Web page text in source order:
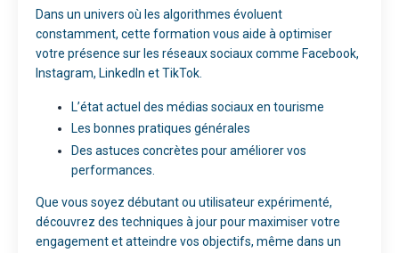
Dans un univers où les algorithmes évoluent
constamment, cette formation vous aide à optimiser
votre présence sur les réseaux sociaux comme Facebook,
Instagram, LinkedIn et TikTok.
L’état actuel des médias sociaux en tourisme
Les bonnes pratiques générales
Des astuces concrètes pour améliorer vos
performances.
Que vous soyez débutant ou utilisateur expérimenté,
découvrez des techniques à jour pour maximiser votre
engagement et atteindre vos objectifs, même dans un